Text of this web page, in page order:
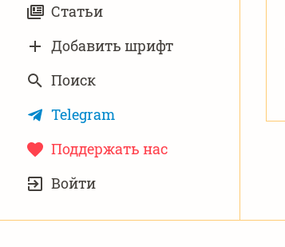
Статьи
Добавить шрифт
Поиск
Telegram
Поддержать нас
ЗАПИСЬ
Войти